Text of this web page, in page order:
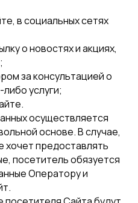
в социальных сетях
о новостях и акциях,
за консультацией о
услуги;
осуществляется
основе. В случае,
хочет предоставлять
посетитель обязуется
Оператору и